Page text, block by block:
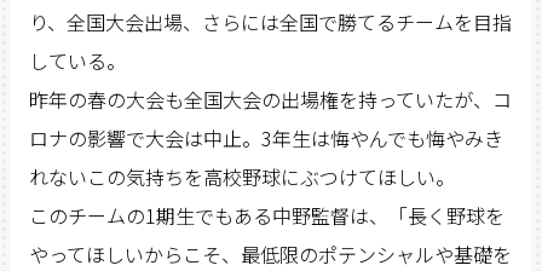
り、全国大会出場、さらには全国で勝てるチームを目指
している。
昨年の春の大会も全国大会の出場権を持っていたが、コ
ロナの影響で大会は中止。3年生は悔やんでも悔やみき
れないこの気持ちを高校野球にぶつけてほしい。
このチームの1期生でもある中野監督は、「長く野球を
やってほしいからこそ、最低限のポテンシャルや基礎を